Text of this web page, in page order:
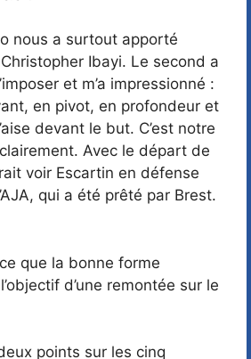
nous a surtout apporté
Ibayi. Le second a
et m’a impressionné :
en pivot, en profondeur et
devant le but. C’est notre
Avec le départ de
voir Escartin en défense
qui a été prêté par Brest.
que la bonne forme
d’une remontée sur le
points sur les cinq